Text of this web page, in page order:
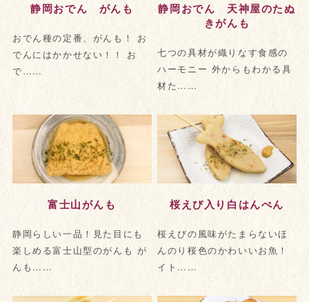
静岡おでん がんも
おでん種の定番、がんも！ お
でんにはかかせない！！ お
で……
静岡おでん 天神屋のたぬ
きがんも
七つの具材が織りなす食感の
ハーモニー 外からもわかる具
材た……
富士山がんも
静岡らしい一品！見た目にも
楽しめる富士山型のがんも が
んも……
桜えび入り白はんぺん
桜えびの風味がたまらないほ
んのり桜色のかわいいお魚！
イト……